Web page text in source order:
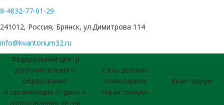
8-4832-77-01-29
241012, Россия, Брянск, ул.Димитрова 114
info@kvantorium32.ru
Федеральный центр
дополнительного
образования
и организации отдыха и
оздоровления детей
Сеть детских
технопарков
«Кванториум»
Кванториум